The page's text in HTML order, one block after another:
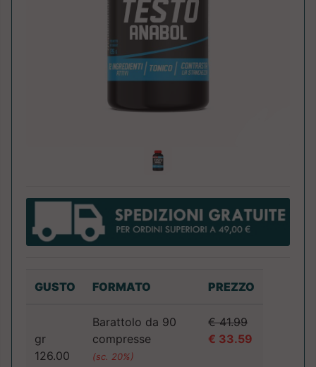
GUSTO FORMATO PREZZO
gr
126.00
Barattolo da 90
compresse
(sc. 20%)
€ 41.99
€ 33.59